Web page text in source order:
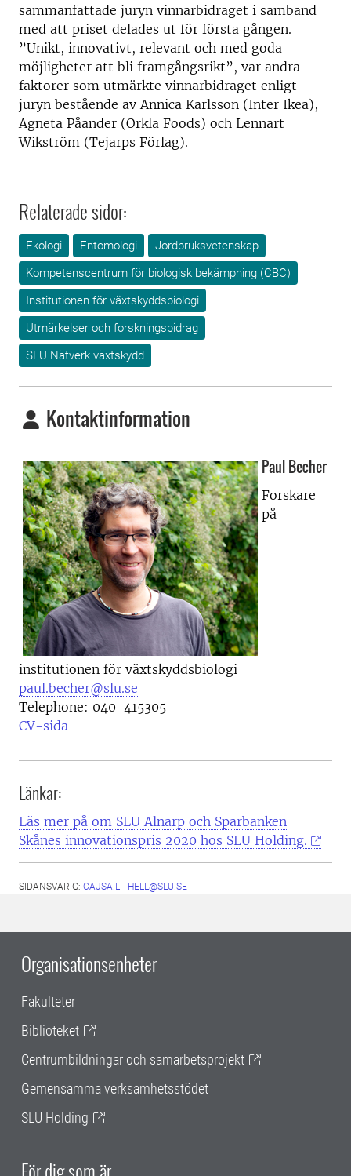
sammanfattade juryn vinnarbidraget i samband
med att priset delades ut för första gången.
”Unikt, innovativt, relevant och med goda
möjligheter att bli framgångsrikt”, var andra
faktorer som utmärkte vinnarbidraget enligt
juryn bestående av Annica Karlsson (Inter Ikea),
Agneta Påander (Orkla Foods) och Lennart
Wikström (Tejarps Förlag).
Relaterade sidor:
Ekologi Entomologi
Jordbruksvetenskap
Kompetenscentrum för biologisk bekämpning (CBC)
Institutionen för växtskyddsbiologi
Utmärkelser och forskningsbidrag
SLU Nätverk växtskydd
Kontaktinformation
Paul Becher
Forskare
på
institutionen för växtskyddsbiologi
paul.becher@slu.se
Telephone: 040-415305
CV-sida
Länkar:
Läs mer på om SLU Alnarp och Sparbanken
Skånes innovationspris 2020 hos SLU Holding.
SIDANSVARIG: CAJSA.LITHELL@SLU.SE
Organisationsenheter
Fakulteter
Biblioteket
Centrumbildningar och samarbetsprojekt
Gemensamma verksamhetsstödet
SLU Holding